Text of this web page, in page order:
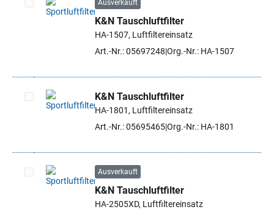
Artikel auswählen
Ausverkauft
K&N Tauschluftfilter
HA-1507, Luftfiltereinsatz
Art.-Nr.: 05697248 Org.-Nr.: HA-1507
Artikel auswählen
K&N Tauschluftfilter
HA-1801, Luftfiltereinsatz
Art.-Nr.: 05695465Org.-Nr.: HA-1801
Artikel auswählen
Ausverkauft
K&N Tauschluftfilter
HA-2505XD, Luftfiltereinsatz